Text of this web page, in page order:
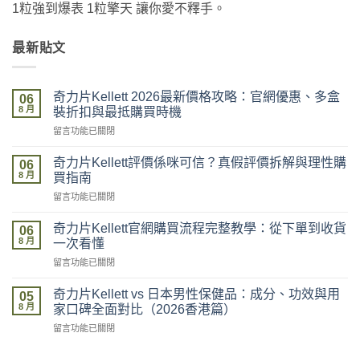
1粒強到爆表 1粒擎天 讓你愛不釋手。
最新貼文
06
8 月
奇力片Kellett 2026最新價格攻略：官網優惠、多盒
裝折扣與最抵購買時機
在
力
片
Kellett
2026
新
攻
官
網
惠、
留言功能已關閉
06
8 月
奇力片Kellett評價係咪可信？真假評價拆解與理性購
買指南
在
力
片
Kellett
評
係
咪
信？
留言功能已關閉
06
8 月
奇力片Kellett官網購買流程完整教學：從下單到收貨
一次看懂
在
力
片
Kellett
官
留言功能已關閉
05
8 月
奇力片Kellett vs 日本男性保健品：成分、功效與用
家口碑全面對比（2026香港篇）
在
留言功能已關閉